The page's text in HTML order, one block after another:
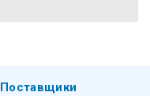
Поставщики